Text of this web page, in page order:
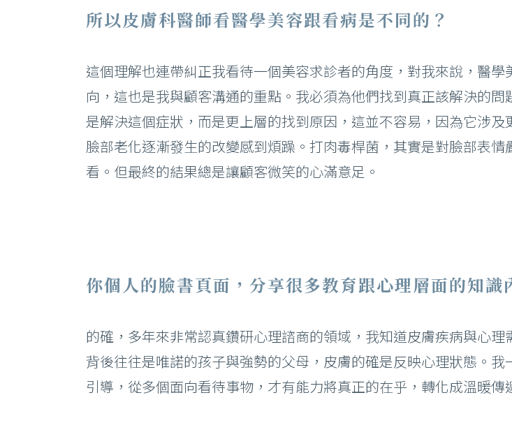
所以皮膚科醫師看醫學美容跟看病是不同的？
這個理解也連帶糾正我看待一個美容求診者的角度，對我來說，醫
向，這也是我與顧客溝通的重點。我必須為他們找到真正該解決的
是解決這個症狀，而是更上層的找到原因，這並不容易，因為它涉
臉部老化逐漸發生的改變感到煩躁。打肉毒桿菌，其實是對臉部表
看。但最終的結果總是讓顧客微笑的心滿意足。
你個人的臉書頁面，分享很多教育跟心理層面的知識
的確，多年來非常認真鑽研心理諮商的領域，我知道皮膚疾病與心
背後往往是唯諾的孩子與強勢的父母，皮膚的確是反映心理狀態。
引導，從多個面向看待事物，才有能力將真正的在乎，轉化成溫暖傳